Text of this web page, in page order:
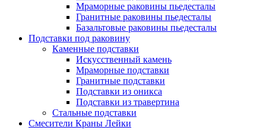
Мраморные раковины пьедесталы
Гранитные раковины пьедесталы
Базальтовые раковины пьедесталы
Подставки под раковину
Каменные подставки
Искусственный камень
Мраморные подставки
Гранитные подставки
Подставки из оникса
Подставки из травертина
Стальные подставки
Смесители Краны Лейки